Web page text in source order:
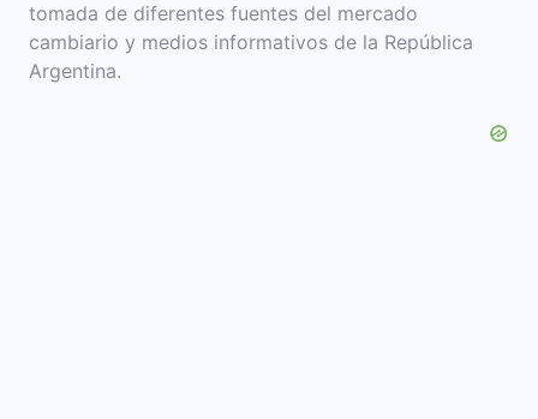
tomada de diferentes fuentes del mercado
cambiario y medios informativos de la República
Argentina.